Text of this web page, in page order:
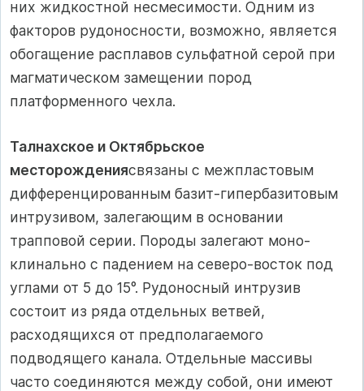
них жидкостной несмесимости. Одним из
факторов рудоносности, возможно, является
обогащение распла­вов сульфатной серой при
магматическом замещении пород
платформенного чехла.
Талнахское и Октябрьское
месторождениясвязаны с межпластовым
дифференцированным базит-гипербазитовым
интрузивом, залегающим в основании
трапповой серии. Породы залегают моно­
клинально с падением на северо-восток под
углами от 5 до 15°. Рудоносный интрузив
состоит из ряда от­дельных ветвей,
расходящихся от предполагаемого
подводящего канала. Отдельные массивы
часто сое­диняются между собой, они имеют